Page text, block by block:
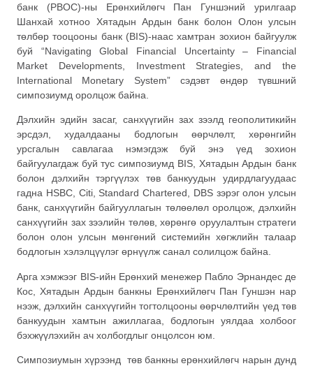
банк (PBOC)-ны Ерөнхийлөгч Пан Гуншэний урилгаар
Шанхай хотноо Хятадын Ардын банк болон Олон улсын
төлбөр тооцооны банк (BIS)-наас хамтран зохион байгуулж
буй “Navigating Global Financial Uncertainty – Financial
Market Developments, Investment Strategies, and the
International Monetary System” сэдэвт өндөр түвшний
симпозиумд оролцож байна.
Дэлхийн эдийн засаг, санхүүгийн зах зээлд геополитикийн
эрсдэл, худалдааны бодлогын өөрчлөлт, хөрөнгийн
урсгалын савлагаа нэмэгдэж буй энэ үед зохион
байгуулагдаж буй тус симпозиумд BIS, Хятадын Ардын банк
болон дэлхийн тэргүүлэх төв банкуудын удирдлагуудаас
гадна HSBC, Citi, Standard Chartered, DBS зэрэг олон улсын
банк, санхүүгийн байгууллагын төлөөлөл оролцож, дэлхийн
санхүүгийн зах зээлийн төлөв, хөрөнгө оруулалтын стратеги
болон олон улсын мөнгөний системийн хөгжлийн талаар
бодлогын хэлэлцүүлэг өрнүүлж санал солилцож байна.
Арга хэмжээг BIS-ийн Ерөнхий менежер Пабло Эрнандес де
Кос, Хятадын Ардын банкны Ерөнхийлөгч Пан Гуншэн нар
нээж, дэлхийн санхүүгийн тогтолцооны өөрчлөлтийн үед төв
банкуудын хамтын ажиллагаа, бодлогын уялдаа холбоог
бэхжүүлэхийн ач холбогдлыг онцолсон юм.
Симпозиумын хүрээнд төв банкны ерөнхийлөгч нарын дунд